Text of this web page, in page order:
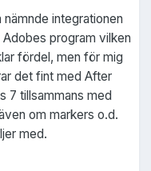
nämnde integrationen
Adobes program vilken
fördel, men för mig
det fint med After
7 tillsammans med
om markers o.d.
med.